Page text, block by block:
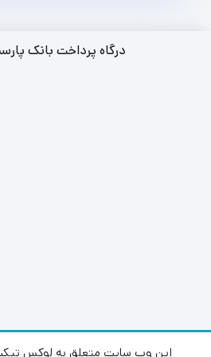
درگاه پرداخت بانک
این وب سایت متعلق به لوکس